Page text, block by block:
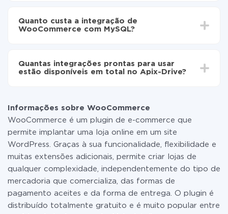
automaticamente de WooCommerce para MySQL
30 minutos. Em média, a configuração leva de 10 a 15
minutos.
Quanto custa a integração de
WooCommerce com MySQL?
as tarifas. Você paga apenas pela quantidade de
dados que é realmente transferida de um de seus
ou mudar para um de pago, se necessário. Mais
detalhes sobretarifas.
Quantas integrações prontas para usar
estão disponíveis em total no Apix-Drive?
Informações sobre WooCommerce
WooCommerce é um plugin de e-commerce que
permite implantar uma loja online em um site
WordPress. Graças à sua funcionalidade, flexibilidade e
muitas extensões adicionais, permite criar lojas de
qualquer complexidade, independentemente do tipo de
mercadoria que comercializa, das formas de
pagamento aceites e da forma de entrega. O plugin é
distribuído totalmente gratuito e é muito popular entre